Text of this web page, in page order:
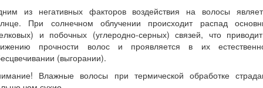
из негативных факторов воздействия на волосы
При солнечном облучении происходит распад
и побочных (углеродно-серных) связей, что
прочности волос и проявляется в их
(выгорании).
Влажные волосы при термической обработке